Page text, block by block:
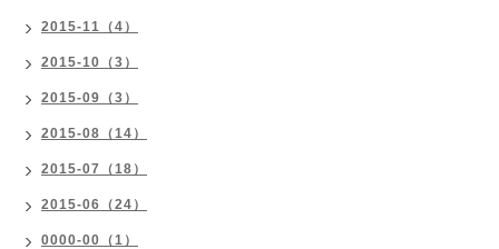
2015-11（4）
2015-10（3）
2015-09（3）
2015-08（14）
2015-07（18）
2015-06（24）
0000-00（1）